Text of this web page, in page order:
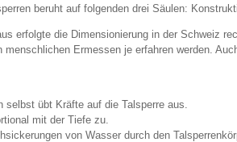
beruht auf folgenden drei Säulen:
erfolgte die Dimensionierung in der Schweiz
Ermessen je erfahren werden.
übt Kräfte auf die Talsperre aus.
mit der Tiefe zu.
von Wasser durch den